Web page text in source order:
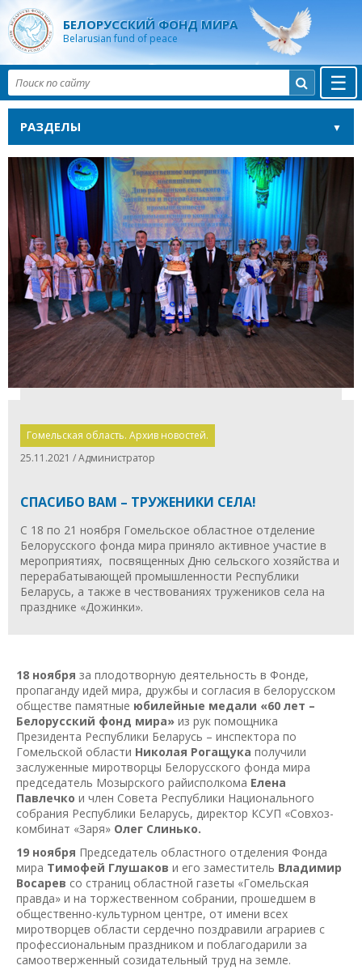
БЕЛОРУССКИЙ ФОНД МИРА
Belarusian fund of peace
☰

РАЗДЕЛЫ
Гомельская область. Архив новостей.
25.11.2021 / Администратор
СПАСИБО ВАМ – ТРУЖЕНИКИ СЕЛА!
С 18 по 21 ноября Гомельское областное отделение
Белорусского фонда мира приняло активное участие в
мероприятиях, посвященных Дню сельского хозяйства и
перерабатывающей промышленности Республики
Беларусь, а также в чествованиях тружеников села на
празднике «Дожинки».
18 ноября за плодотворную деятельность в Фонде,
пропаганду идей мира, дружбы и согласия в белорусском
обществе памятные юбилейные медали «60 лет –
Белорусский фонд мира» из рук помощника
Президента Республики Беларусь – инспектора по
Гомельской области Николая Рогащука получили
заслуженные миротворцы Белорусского фонда мира
председатель Мозырского райисполкома Елена
Павлечко и член Совета Республики Национального
собрания Республики Беларусь, директор КСУП «Совхоз-
комбинат «Заря» Олег Слинько.
19 ноября Председатель областного отделения Фонда
мира Тимофей Глушаков и его заместитель Владимир
Восарев со страниц областной газеты «Гомельская
правда» и на торжественном собрании, прошедшем в
общественно-культурном центре, от имени всех
миротворцев области сердечно поздравили аграриев с
профессиональным праздником и поблагодарили за
самоотверженный созидательный труд на земле.